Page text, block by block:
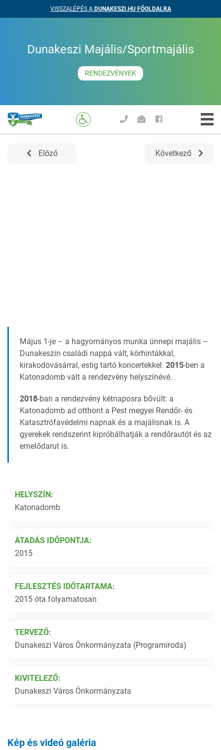
VISSZALÉPÉS A DUNAKESZI.HU FŐOLDALRA
Dunakeszi Majális/Sportmajális
RENDEZVÉNYEK
Előző Következő
Május 1-je – a hagyományos munka ünnepi majális –
Dunakeszin családi nappá vált, körhintákkal,
kirakodóvásárral, estig tartó koncertekkel. 2015-ben a
Katonadomb vált a rendezvény helyszínévé.
2018-ban a rendezvény kétnaposra bővült: a
Katonadomb ad otthont a Pest megyei Rendőr- és
Katasztrófavédelmi napnak és a majálisnak is. A
gyerekek rendszerint kipróbálhatják a rendőrautót és az
emelődarut is.
HELYSZÍN:
Katonadomb
ÁTADÁS IDŐPONTJA:
2015
FEJLESZTÉS IDŐTARTAMA:
2015 óta folyamatosan
TERVEZŐ:
Dunakeszi Város Önkormányzata (Programiroda)
KIVITELEZŐ:
Dunakeszi Város Önkormányzata
Kép és videó galéria